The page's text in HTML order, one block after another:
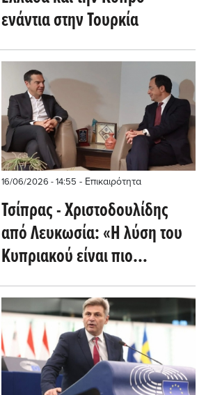
ενάντια στην Τουρκία
16/06/2026 - 14:55 - Επικαιρότητα
Τσίπρας - Χριστοδουλίδης
από Λευκωσία: «Η λύση του
Κυπριακού είναι πιο
αναγκαία από ποτέ»